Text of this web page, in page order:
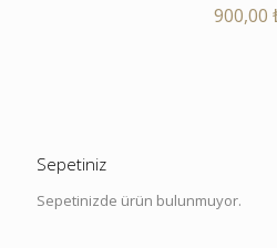
900,00
Sepetiniz
Sepetinizde ürün bulunmuyor.